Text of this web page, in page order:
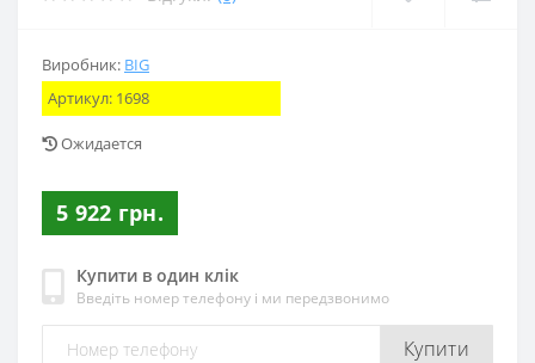
Виробник: BIG
Артикул: 1698
Ожидается
5 922 грн.
Купити в один клік
Введіть номер телефону і ми передзвонимо
Купити